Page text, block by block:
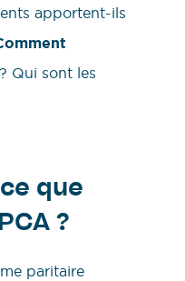
apportent-ils
? Qui sont les
que
?
paritaire